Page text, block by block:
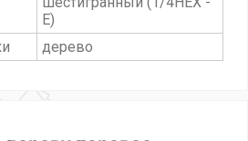
E)
дерево